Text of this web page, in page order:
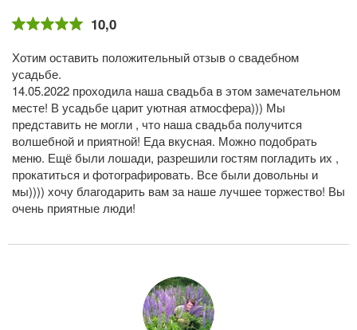
10,0
Хотим оставить положительный отзыв о свадебном
усадьбе.
14.05.2022 проходила наша свадьба в этом замечательном
месте! В усадьбе царит уютная атмосфера))) Мы
представить не могли , что наша свадьба получится
волшебной и приятной! Еда вкусная. Можно подобрать
меню. Ещё были лошади, разрешили гостям погладить их ,
прокатиться и фотографировать. Все были довольны и
мы)))) хочу благодарить вам за наше лучшее торжество! Вы
очень приятные люди!